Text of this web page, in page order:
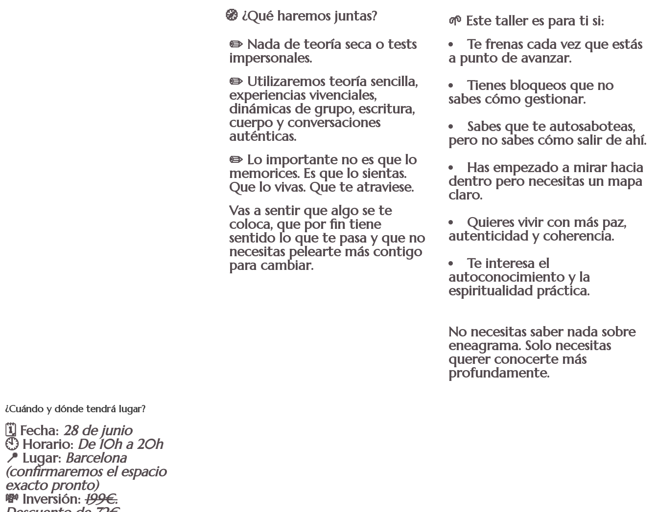
🧭 ¿Qué haremos juntas?
✏️ Nada de teoría seca o tests
impersonales.
✏️ Utilizaremos teoría sencilla,
experiencias vivenciales,
dinámicas de grupo, escritura,
cuerpo y conversaciones
auténticas.
✏️ Lo importante no es que lo
memorices. Es que lo sientas.
Que lo vivas. Que te atraviese.
Vas a sentir que algo se te
coloca, que por fintiene
sentido lo que te pasay que no
necesitas pelearte más contigo
para cambiar.
🌱 Este taller es para ti si:
Te frenas cada vez que estás
a punto de avanzar.
Tienes bloqueos que no
sabes cómo gestionar.
Sabes que te autosaboteas,
pero no sabes cómo salir de ahí.
Has empezado a mirar hacia
dentro pero necesitas un mapa
claro.
Quieres vivir con más paz,
autenticidad y coherencia.
Te interesa el
autoconocimiento y la
espiritualidad práctica.
No necesitas saber nada sobre
eneagrama. Solo necesitas
querer conocerte más
profundamente.
¿Cuándo y dónde tendrá lugar?
🗓️ Fecha: 28 de junio
🕙 Horario: De 10h a 20h
📍 Lugar: Barcelona
(confirmaremos el espacio
exacto pronto)
💸 Inversión: 199€.